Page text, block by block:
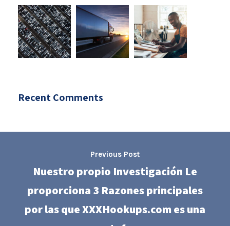
Recent Comments
Previous Post
Nuestro propio Investigación Le
proporciona 3 Razones principales
por las que XXXHookups.com es una